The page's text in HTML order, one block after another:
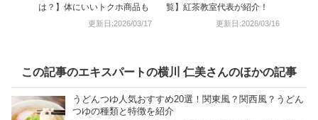
は？】体にいいトクホ商品も
更新日:2026/03/17
覧】紅茶教室代表が紹介！
更新日:2026/03/16
この記事のエキスパートの横川 仁美さんのほかの記事
うどんつゆ人気おすすめ20選！関東風？関西風？うどん
つゆの種類と特徴を紹介